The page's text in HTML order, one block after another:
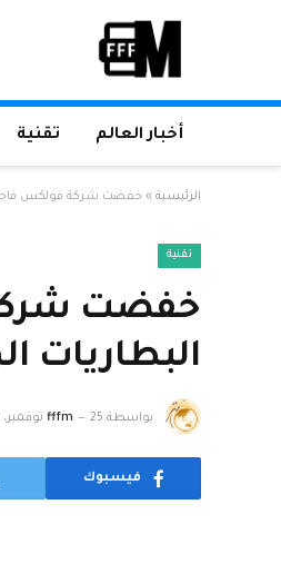
أخبار العالم تقنية
الرئيسية » خفضت شركة فولكس فاجن
تقنية
خفضت
البطاريات
بواسطة fffm 25 نوفمبر، 2024
فيسبوك